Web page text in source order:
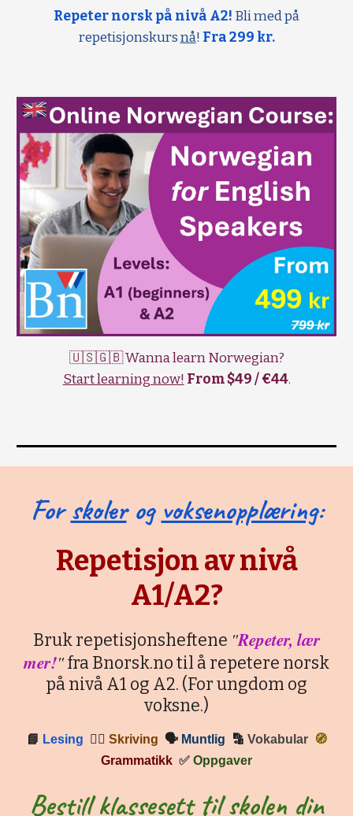
Repeter norsk på nivå A2! Bli med på
repetisjonskursnå! Fra 299 kr.
🇺🇸🇬🇧 Wanna learn Norwegian?
Start learning now! From $49 / €44.
Forskolerog voksenopplæring:
Repetisjon av nivå
A1/A2?
Bruk repetisjonsheftene "Repeter, lær
mer!"fra Bnorsk.no til å repetere norsk
på nivå A1 og A2. (For ungdom og
voksne.)
📘 Lesing ✍🏼 Skriving 🗣 Muntlig 🔡 Vokabular
🧭
Grammatikk ✅ Oppgaver
Bestillklassesetttilskolendin